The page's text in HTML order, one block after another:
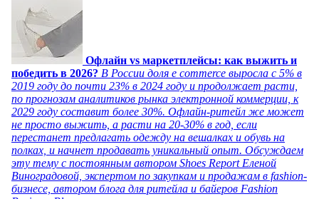
Офлайн vs маркетплейсы: как выжить и
победить в 2026? В России доля e commerce выросла с 5% в
2019 году до почти 23% в 2024 году и продолжает расти,
по прогнозам аналитиков рынка электронной коммерции, к
2029 году составит более 30%. Офлайн-ритейл же может
не просто выжить, а расти на 20-30% в год, если
перестанет предлагать одежду на вешалках и обувь на
полках, и начнет продавать уникальный опыт. Обсуждаем
эту тему с постоянным автором Shoes Report Еленой
Виноградовой, экспертом по закупкам и продажам в fashion-
бизнесе, автором блога для ритейла и байеров Fashion